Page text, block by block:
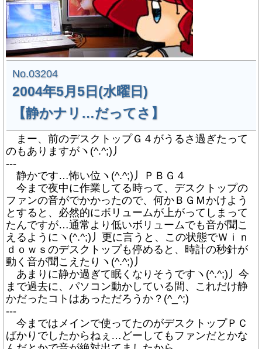
No.03204
2004年5月5日(水曜日)
【静かナリ…だってさ】
まー、前のデスクトップＧ４がうるさ過ぎたって
のもありますがヽ(^.^;)丿
---
静かです…怖い位ヽ(^.^;)丿ＰＢＧ４
今まで夜中に作業してる時って、デスクトップの
ファンの音がでかかったので、何かＢＧＭかけよう
とすると、必然的にボリュームが上がってしまって
たんですが…通常より低いボリュームでも音が聞こ
えるようにヽ(^.^;)丿更に言うと、この状態でＷｉｎ
ｄｏｗｓのデスクトップも停めると、時計の秒針が
動く音が聞こえたりヽ(^.^;)丿
あまりに静か過ぎて眠くなりそうですヽ(^.^;)丿今
まで過去に、パソコン動かしている間、これだけ静
かだったコトはあっただろうか？(^_^;)
---
今まではメインで使ってたのがデスクトップＰＣ
ばかりでしたからねぇ…どーしてもファンだとかな